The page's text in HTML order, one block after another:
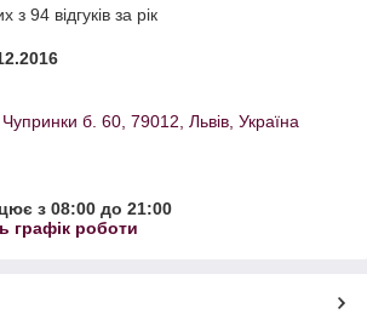
з 94 відгуків за рік
б. 60, 79012, Львів, Україна
з 08:00 до 21:00
графік роботи